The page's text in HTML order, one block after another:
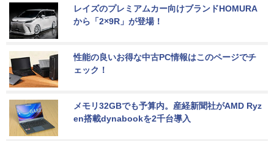
レイズのプレミアムカー向けブランドHOMURA
から「2×9R」が登場！
性能の良いお得な中古PC情報はこのページでチ
ェック！
メモリ32GBでも予算内。産経新聞社がAMD Ryz
en搭載dynabookを2千台導入